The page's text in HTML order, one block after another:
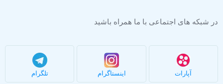
در شبکه های اجتماعی با ما همراه باشید
آپارات اینستاگرام تلگرام